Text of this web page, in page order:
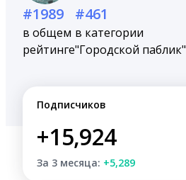
#1989
в общем
рейтинге
#461
в категории
"Городской паблик"
Подписчиков
+15,924
За 3 месяца: +5,289